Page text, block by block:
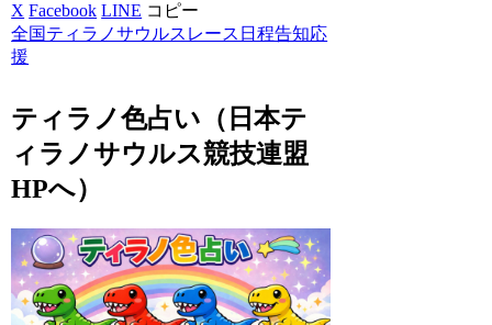
X Facebook LINE コピー
全国ティラノサウルスレース日程告知応
援
ティラノ色占い（日本テ
ィラノサウルス競技連盟
HPへ）